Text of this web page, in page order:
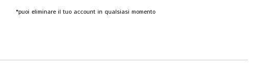
*puoi eliminare il tuo account in qualsiasi momento